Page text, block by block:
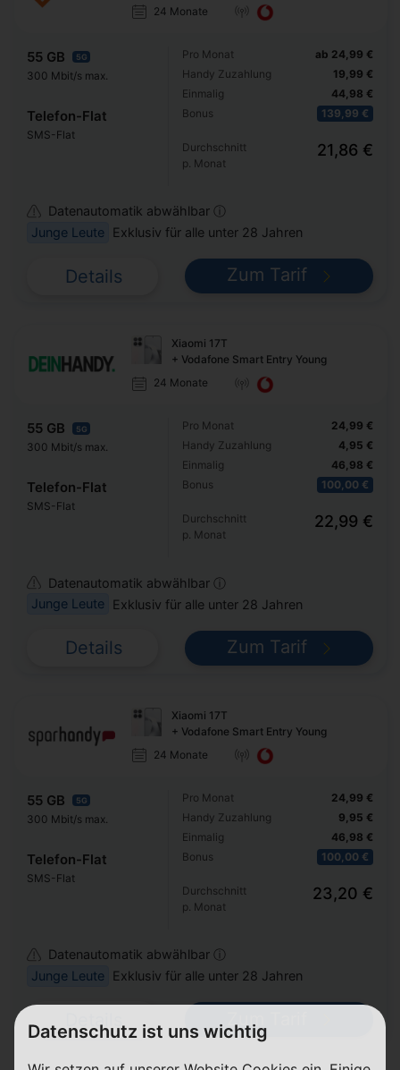
24 Monate
55 GB 5G
300 Mbit/s max.
Telefon-Flat
SMS-Flat
Pro Monat
Handy Zuzahlung
Einmalig
Bonus
ab 24,99 €
19,99 €
44,98 €
139,99 €
Durchschnitt
p. Monat
21,86 €
Datenautomatik abwählbar ⓘ
Junge Leute
Exklusiv für alle unter 28 Jahren
Details Zum Tarif
Xiaomi 17T
+ Vodafone Smart Entry Young
24 Monate
55 GB 5G
300 Mbit/s max.
Telefon-Flat
SMS-Flat
Pro Monat
Handy Zuzahlung
Einmalig
Bonus
24,99 €
4,95 €
46,98 €
100,00 €
Durchschnitt
p. Monat
22,99 €
Datenautomatik abwählbar ⓘ
Junge Leute
Exklusiv für alle unter 28 Jahren
Details Zum Tarif
Xiaomi 17T
+ Vodafone Smart Entry Young
24 Monate
55 GB 5G
300 Mbit/s max.
Telefon-Flat
SMS-Flat
Pro Monat
Handy Zuzahlung
Einmalig
Bonus
24,99 €
9,95 €
46,98 €
100,00 €
Durchschnitt
p. Monat
23,20 €
Datenautomatik abwählbar ⓘ
Junge Leute
Exklusiv für alle unter 28 Jahren
Details Zum Tarif
Datenschutz ist uns wichtig